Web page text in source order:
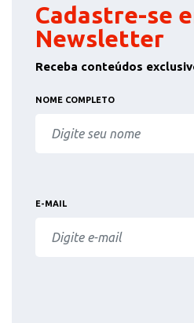
Cadastre-se
Newsletter
Receba conteúdos
NOME COMPLETO
E-MAIL